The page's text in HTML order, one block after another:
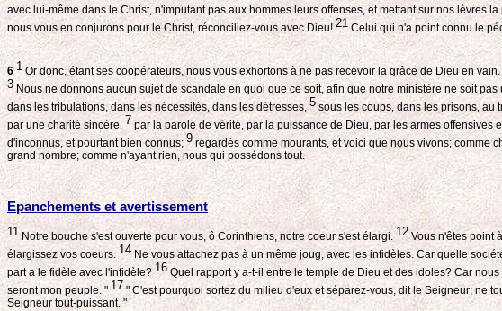
avec lui-même dans le Christ, n'imputant pas aux hommes leurs offenses, et mettant sur nos lèvres
nous vous en conjurons pour le Christ, réconciliez-vous avec Dieu!21 Celui qui n'a point connu le
6 1 Or donc, étant ses coopérateurs, nous vous exhortons à ne pas recevoir la grâce de Dieu en vain.
3Nous ne donnons aucun sujet de scandale en quoi que ce soit, afin que notre ministère ne soit
dans les tribulations, dans les nécessités, dans les détresses,5sous les coups, dans les prisons, au
par une charité sincère,7 par la parole de vérité, par la puissance de Dieu, par les armes offensives
d'inconnus, et pourtant bien connus; 9regardés comme mourants, et voici que nous vivons; comme
grand nombre; comme n'ayant rien, nous qui possédons tout.
Epanchements et avertissement
11Notre bouche s'est ouverte pour vous, ô Corinthiens, notre coeur s'est élargi. 12Vous n'êtes point
élargissez vos coeurs. 14 Ne vous attachez pas à un même joug, avec les infidèles. Car quelle
part a le fidèle avec l'infidèle?16 Quel rapport y a-t-il entre le temple de Dieu et des idoles? Car
seront mon peuple. "17" C'est pourquoi sortez du milieu d'eux et séparez-vous, dit le Seigneur; ne
Seigneur tout-puissant. "